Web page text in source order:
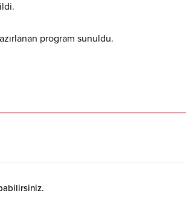
program sunuldu.